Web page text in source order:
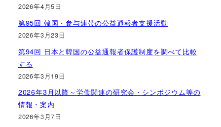
2026年4月5日
第95回 韓国・参与連帯の公益通報者支援活動
2026年3月23日
第94回 日本と韓国の公益通報者保護制度を調べて比較
する
2026年3月19日
2026年3月以降～労働関連の研究会・シンポジウム等の
情報・案内
2026年3月7日